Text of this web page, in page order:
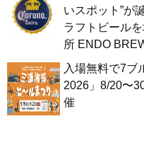
いスポット”が
ラフトビール
所 ENDO
入場無料で7ブ
2026」8/20〜
催